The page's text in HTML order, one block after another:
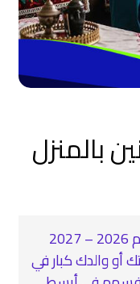
بالمنزل
مكتب جليسات مسنين بالمنزل لعام 2026 – 2027
أو والدك كبار في